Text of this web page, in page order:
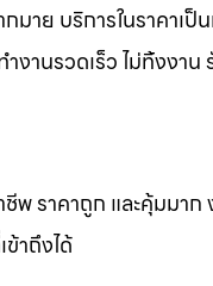
าย บริการในราคาเป็
านรวดเร็ว ไม่ทิ้งงาน
พ ราคาถูก และคุ้มมาก
าถึงได้